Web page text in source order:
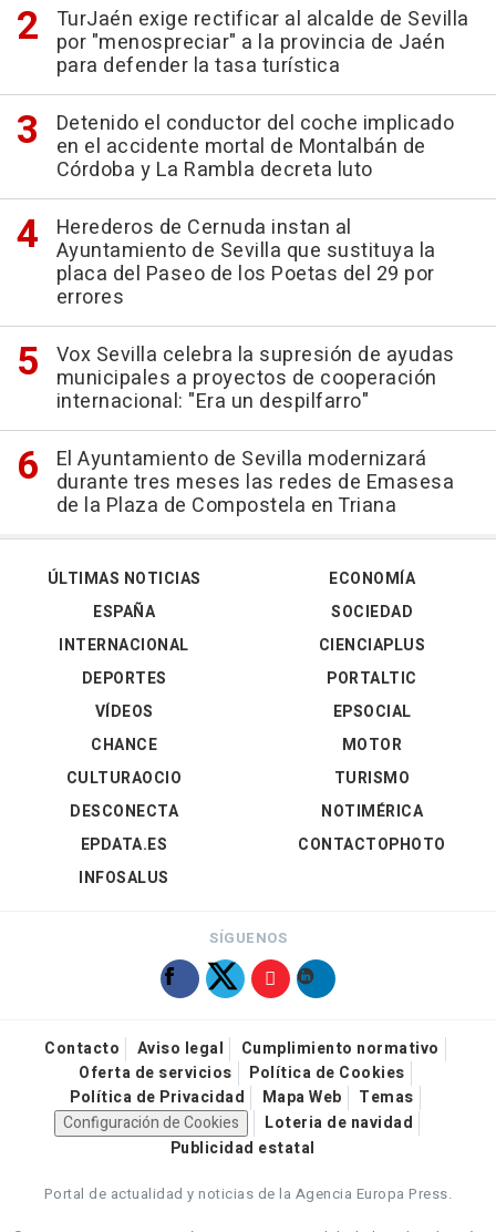
TurJaén exige rectificar al alcalde de Sevilla
por "menospreciar" a la provincia de Jaén
para defender la tasa turística
Detenido el conductor del coche implicado
en el accidente mortal de Montalbán de
Córdoba y La Rambla decreta luto
Herederos de Cernuda instan al
Ayuntamiento de Sevilla que sustituya la
placa del Paseo de los Poetas del 29 por
errores
Vox Sevilla celebra la supresión de ayudas
municipales a proyectos de cooperación
internacional: "Era un despilfarro"
El Ayuntamiento de Sevilla modernizará
durante tres meses las redes de Emasesa
de la Plaza de Compostela en Triana
ÚLTIMAS NOTICIAS
ESPAÑA
INTERNACIONAL
DEPORTES
VÍDEOS
ECONOMÍA
SOCIEDAD
CIENCIAPLUS
PORTALTIC
EPSOCIAL
CHANCE
CULTURAOCIO
DESCONECTA
EPDATA.ES
INFOSALUS
MOTOR
TURISMO
NOTIMÉRICA
CONTACTOPHOTO
SÍGUENOS
Contacto Aviso legal
Cumplimiento normativo
Oferta de servicios
Política de Cookies
Política de Privacidad
Mapa Web
Temas
Configuración de Cookies
Loteria de navidad
Publicidad estatal
Portal de actualidad y noticias de la Agencia Europa Press.